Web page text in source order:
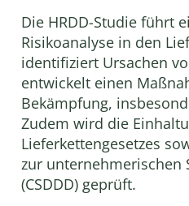
Die HRDD-Studie führt
Risikoanalyse in den
identifiziert Ursachen
entwickelt einen
Bekämpfung,
Zudem wird die
Lieferkettengesetzes
zur unternehmerischen
(CSDDD) geprüft.